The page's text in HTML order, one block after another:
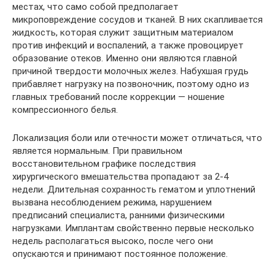
местах, что само собой предполагает
микроповреждение сосудов и тканей. В них скапливается
жидкость, которая служит защитным материалом
против инфекций и воспалений, а также провоцирует
образование отеков. Именно они являются главной
причиной твердости молочных желез. Набухшая грудь
прибавляет нагрузку на позвоночник, поэтому одно из
главных требований после коррекции — ношение
компрессионного белья.
Локализация боли или отечности может отличаться, что
является нормальным. При правильном
восстановительном графике последствия
хирургического вмешательства пропадают за 2-4
недели. Длительная сохранность гематом и уплотнений
вызвана несоблюдением режима, нарушением
предписаний специалиста, ранними физическими
нагрузками. Имплантам свойственно первые несколько
недель располагаться высоко, после чего они
опускаются и принимают постоянное положение.